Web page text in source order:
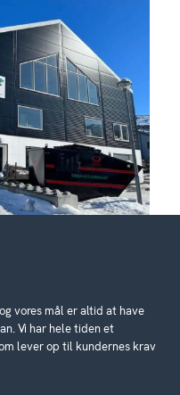
vores mål er altid at have
Vi har hele tiden et
lever op til kundernes krav